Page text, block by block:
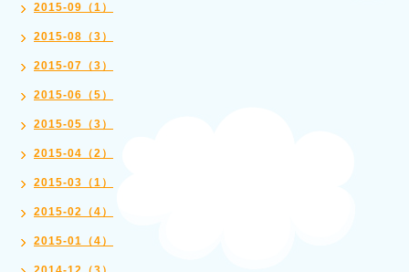
2015-09（1）
2015-08（3）
2015-07（3）
2015-06（5）
2015-05（3）
2015-04（2）
2015-03（1）
2015-02（4）
2015-01（4）